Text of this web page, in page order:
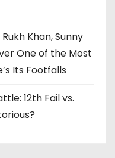
Khan, Sunny
One of the Most
Its Footfalls
12th Fail vs.